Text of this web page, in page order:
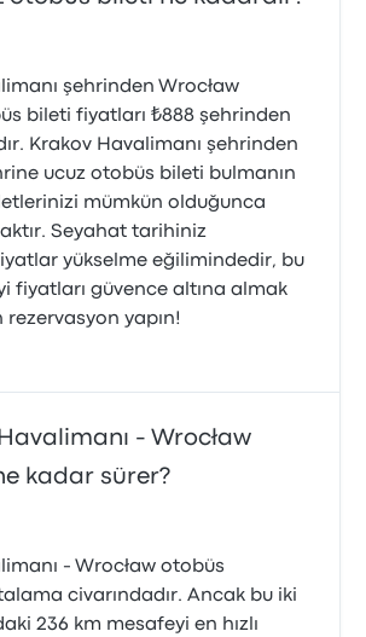
şehrinden Wrocław
bileti fiyatları ₺888 şehrinden
Krakov Havalimanı şehrinden
ucuz otobüs bileti bulmanın
mümkün olduğunca
Seyahat tarihiniz
yükselme eğilimindedir, bu
fiyatları güvence altına almak
yapın!
- Wrocław
kadar sürer?
- Wrocław otobüs
civarındadır. Ancak bu iki
236 km mesafeyi en hızlı